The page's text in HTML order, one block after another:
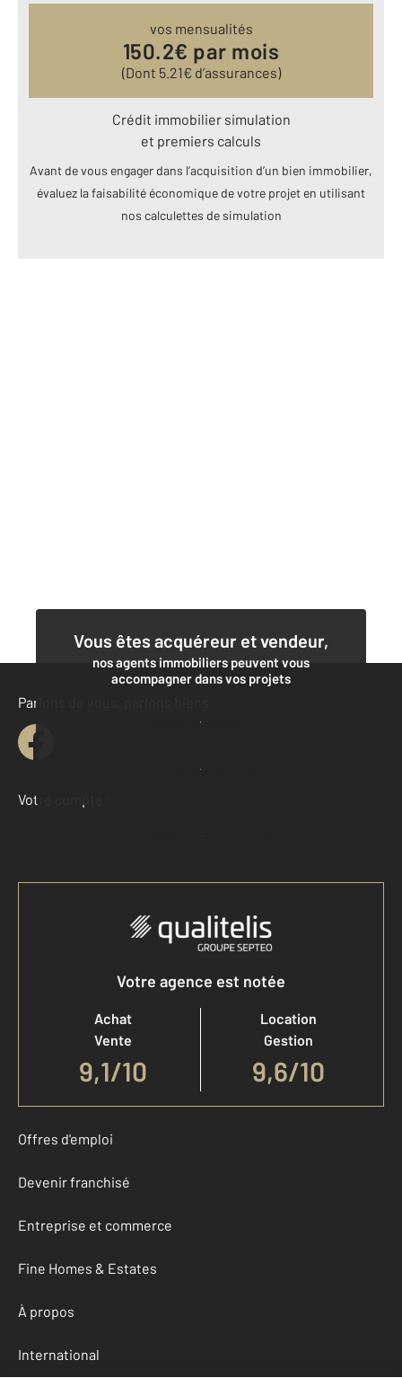
vos mensualités
150.2€ par mois
(Dont 5.21€ d’assurances)
Crédit immobilier simulation
et premiers calculs
Avant de vous engager dans l’acquisition d’un bien immobilier,
évaluez la faisabilité économique de votre projet en utilisant
nos calculettes de simulation
Vous êtes acquéreur et vendeur,
nos agents immobiliers peuvent vous
accompagner dans vos projets
Contacter l'agence
Demander une estimation
Parlons de vous, parlons biens
Votre compte :
Accéder à mon compte
Votre agence est notée
Achat
Vente
9,1/10
Location
Gestion
9,6/10
Offres d'emploi
Devenir franchisé
Entreprise et commerce
Fine Homes & Estates
À propos
International